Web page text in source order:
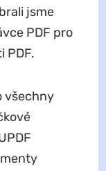
jsme
PDF pro
PDF.
všechny